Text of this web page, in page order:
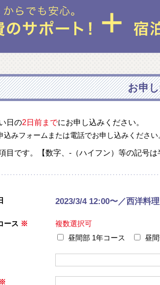
お申
日の2日前までにお申し込みください。
込みフォームまたは電話でお申し込みください
目です。【数字、-（ハイフン）等の記号は
2023/3/4 12:00〜／西洋料理
ース ※
複数選択可
昼間部 1年コース
昼
※